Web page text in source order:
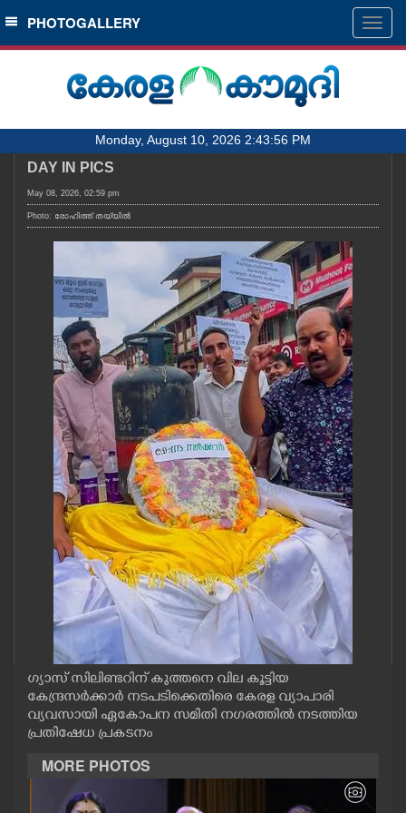
SECTIONS
HOME
NOTIFIED NEWS
KERALA
OBITUARY
NEWS 360
CASE DIARY
CINEMA
OPINION
PHOTOS
LIFESTYLE
SPIRITUAL
INFO+
PHOTOGALLERY
Monday, August 10, 2026 2:43:56 PM
DAY IN PICS
May 08, 2026, 02:59 pm
Photo: രോഹിത്ത് തയ്യിൽ
ഗ്യാസ് സിലിണ്ടറിന് കുത്തനെ വില കൂട്ടിയ
കേന്ദ്രസർക്കാർ നടപടിക്കെതിരെ കേരള വ്യാപാരി
വ്യവസായി ഏകോപന സമിതി നഗരത്തിൽ നടത്തിയ
പ്രതിഷേധ പ്രകടനം
MORE PHOTOS